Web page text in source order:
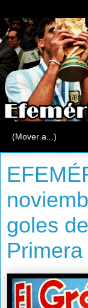
jueves, 14 de
goles